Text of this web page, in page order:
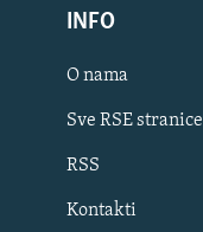
INFO
O nama
Sve RSE stranice
RSS
Kontakti